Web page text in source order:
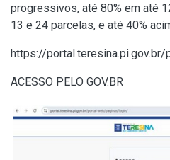
progressivos, até 80% em até
13 e 24 parcelas, e até 40%
https://
ACESSO PELO GOV.BR